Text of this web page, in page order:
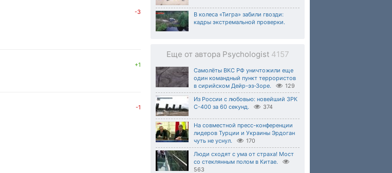
В колеса «Тигра» забили гвозди:
кадры экстремальной проверки.
Еще от автора Psychologist 4157
Самолёты ВКС РФ уничтожили еще
один командный пункт террористов
в сирийском Дейр-эз-Зоре.
129
Из России с любовью: новейший ЗРК
С-400 за 60 секунд.
374
На совместной пресс-конференции
лидеров Турции и Украины Эрдоган
чуть не уснул.
170
Люди сходят с ума от страха! Мост
со стеклянным полом в Китае.
563
-3
+1
-1